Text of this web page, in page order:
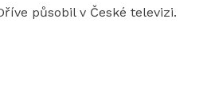
působil v České televizi.